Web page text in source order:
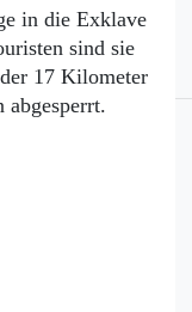
in die Exklave
sind sie
17 Kilometer
abgesperrt.